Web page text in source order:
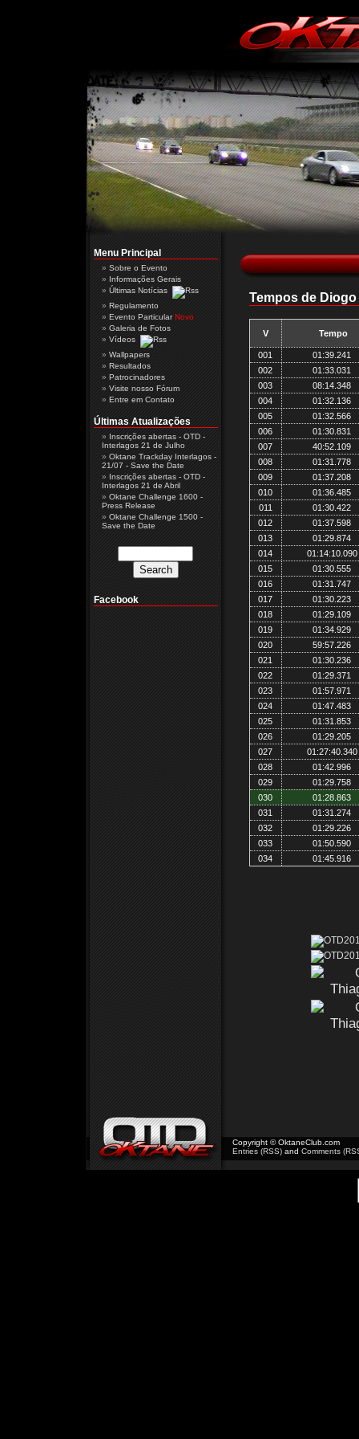
Tempos de Diogo
V Tempo
001
01:39.241
002
01:33.031
003
08:14.348
004
01:32.136
005
01:32.566
006
01:30.831
007
40:52.109
008
01:31.778
009
01:37.208
010
01:36.485
011
01:30.422
012
01:37.598
013
01:29.874
014
01:14:10.090
015
01:30.555
016
01:31.747
017
01:30.223
018
01:29.109
019
01:34.929
020
59:57.226
021
01:30.236
022
01:29.371
023
01:57.971
024
01:47.483
025
01:31.853
026
01:29.205
027
01:27:40.340
028
01:42.996
029
01:29.758
030
01:28.863
031
01:31.274
032
01:29.226
033
01:50.590
034
01:45.916
Menu Principal
Sobre o Evento
Informações Gerais
Últimas Notícias
Regulamento
Evento ParticularNovo
Galeria de Fotos
Vídeos
Wallpapers
Resultados
Patrocinadores
Visite nosso Fórum
Entre em Contato
Últimas Atualizações
Inscrições abertas - OTD -
Interlagos 21 de Julho
Oktane Trackday Interlagos -
21/07 - Save the Date
Inscrições abertas - OTD -
Interlagos 21 de Abril
Oktane Challenge 1600 -
Press Release
Oktane Challenge 1500 -
Save the Date
Facebook
Copyright © OktaneClub.com
Entries (RSS)and Comments